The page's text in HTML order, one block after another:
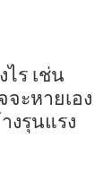
ร เช่น
ะหายเอง
งรุนแรง